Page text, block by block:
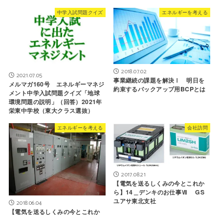
中学入試問題クイズ
2021.07.05
メルマガ160号 エネルギーマネジ
メント中学入試問題クイズ「地球
環境問題の説明」（回答）2021年
栄東中学校（東大クラス選抜）
エネルギーを考える
2018.07.02
事業継続の課題を解決Ⅰ 明日を
約束するバックアップ用BCPとは
エネルギーを考える
2018.06.04
【電気を送るしくみの今とこれか
会社訪問
2017.08.21
【電気を送るしくみの今とこれか
ら】14＿デンキのお仕事Ⅶ GS
ユアサ東北支社